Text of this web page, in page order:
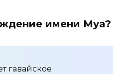
имени Муа?
гавайское